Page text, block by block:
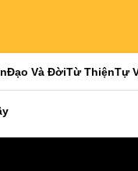
Đạo Và ĐờiTừ ThiệnTự